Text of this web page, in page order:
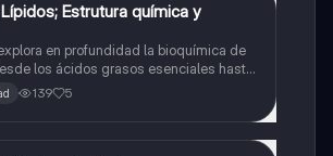
Estrutura química y
en profundidad la bioquímica de
los ácidos grasos esenciales hasta
lipoproteínas. Organizado de forma clara
cada categoría con sus estructuras,
clínicos.
139 5